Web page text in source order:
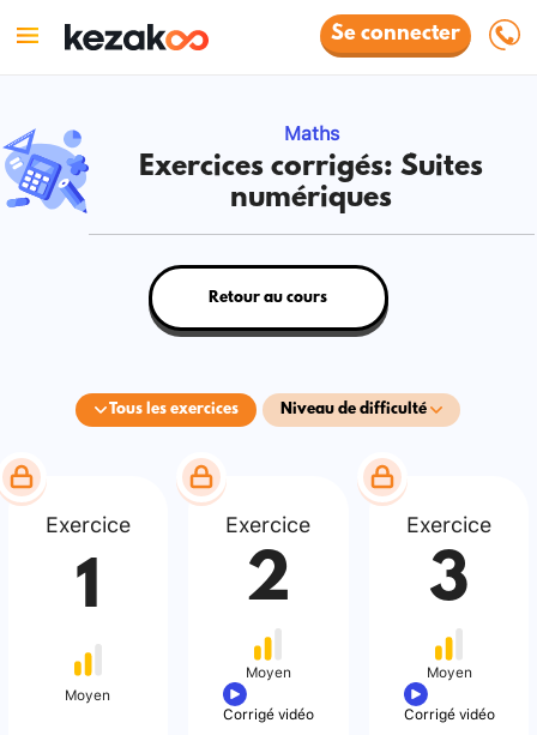
Se connecter
Maths
Exercices corrigés: Suites
numériques
Tous les exercices Niveau de difficulté
Retour au cours
Exercice
1
Moyen
Exercice
2
Moyen
Corrigé vidéo
Exercice
3
Moyen
Corrigé vidéo